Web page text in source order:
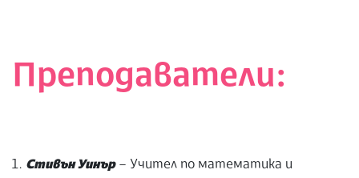
Преподаватели:
Стивън Уинър– Учител по математика и